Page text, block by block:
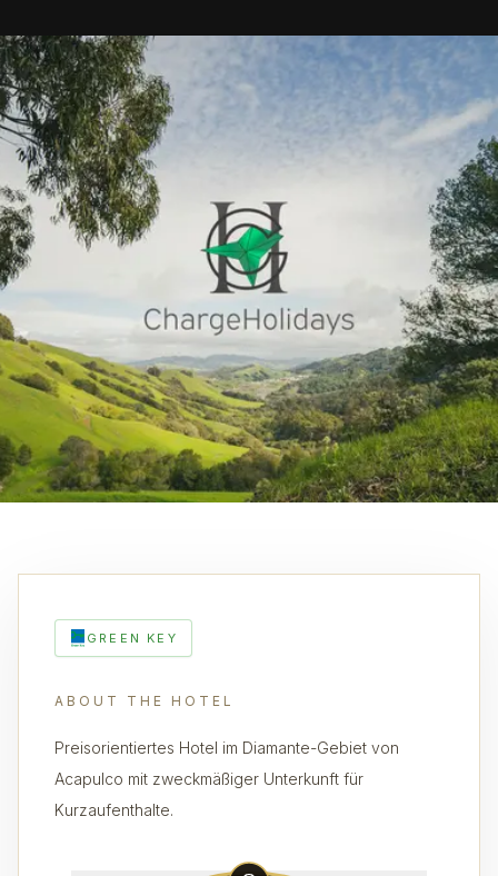
GREEN KEY
ABOUT THE HOTEL
Preisorientiertes Hotel im Diamante-Gebiet von
Acapulco mit zweckmäßiger Unterkunft für
Kurzaufenthalte.